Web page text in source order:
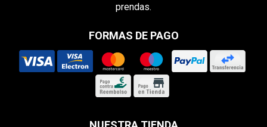
prendas.
FORMAS DE PAGO